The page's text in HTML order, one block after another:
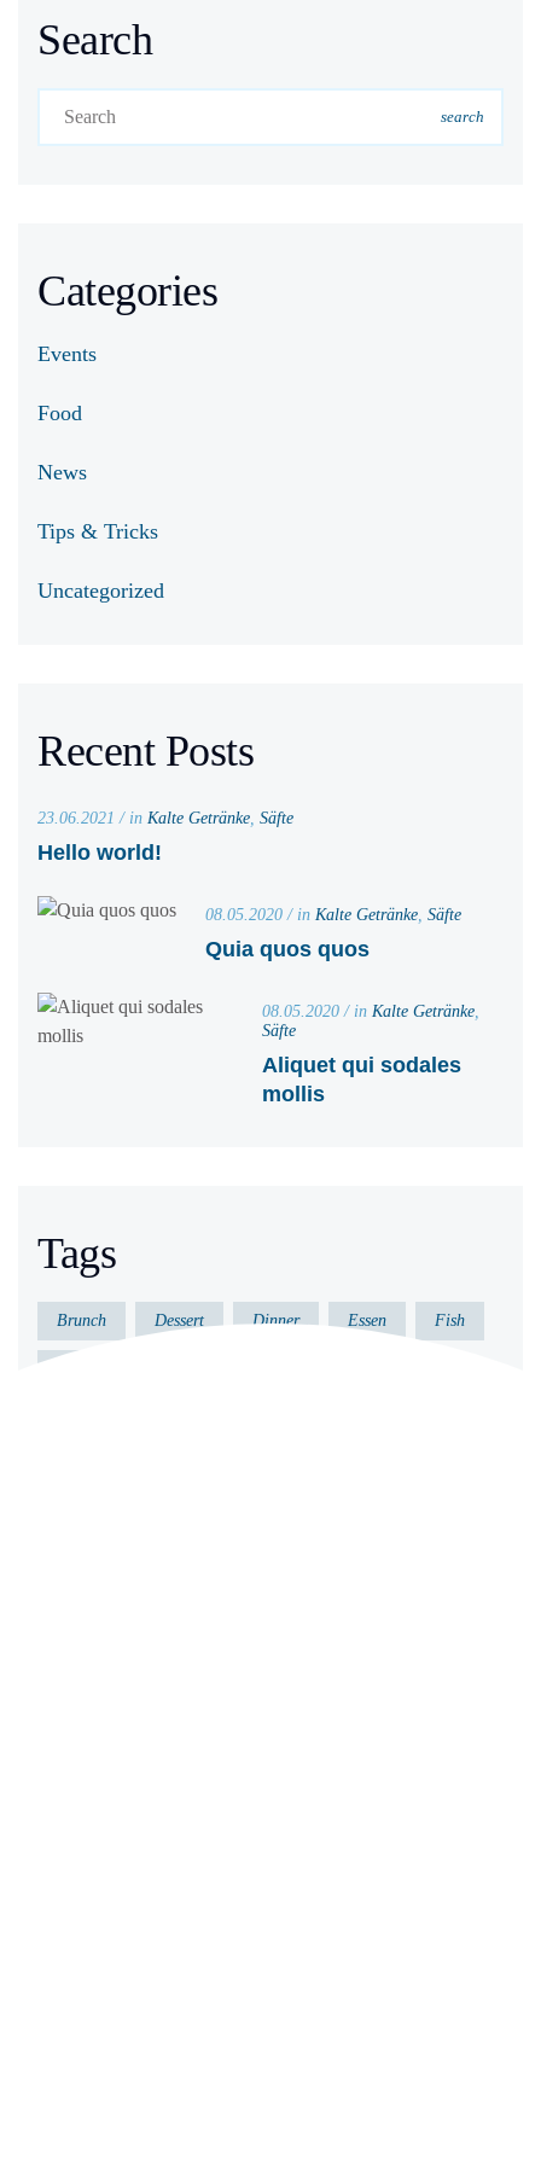
Search
search
Categories
Events
Food
News
Tips & Tricks
Uncategorized
Recent Posts
23.06.2021 / in Kalte Getränke, Säfte
Hello world!
08.05.2020 / in Kalte Getränke, Säfte
Quia quos quos
08.05.2020 / in Kalte Getränke,
Säfte
Aliquet qui sodales
mollis
Tags
Brunch Dessert Dinner Essen Fish